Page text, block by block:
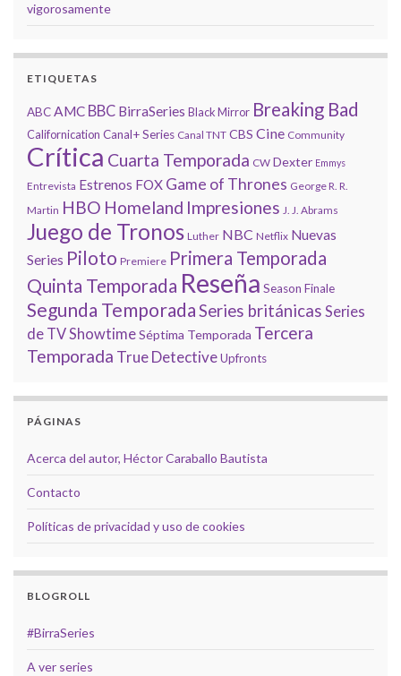
vigorosamente
ETIQUETAS
ABCAMC BBC BirraSeries Black Mirror Breaking Bad
Californication Canal+ Series Canal TNT CBS Cine Community
Crítica Cuarta Temporada CW Dexter Emmys
Entrevista Estrenos FOX Game of Thrones George R. R.
Martin HBO Homeland Impresiones J. J. Abrams
Juego de Tronos Luther NBC Netflix Nuevas
Series Piloto Premiere Primera Temporada
Quinta Temporada Reseña Season Finale
Segunda TemporadaSeries británicas Series
de TVShowtimeSéptima Temporada Tercera
Temporada True DetectiveUpfronts
PÁGINAS
Acerca del autor, Héctor Caraballo Bautista
Contacto
Políticas de privacidad y uso de cookies
BLOGROLL
#BirraSeries
A ver series